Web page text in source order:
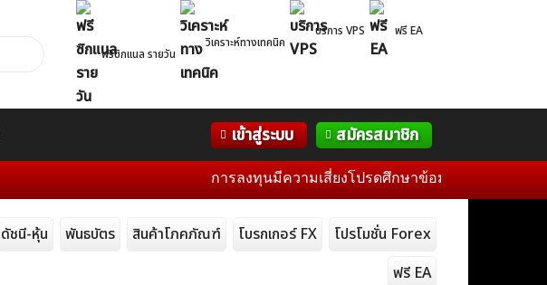
ฟรีซิกแนล รายวัน
วิเคราะห์ทางเทคนิค
บริการ VPS ฟรี EA
เข้าสู่ระบบ สมัครสมาชิก
WelTrade กิจกรรม
ฟอรั่ม
การลงทุนมีความเสี่ยงโปรดศึกษาข้อมูลก่อนการตัดสินใ
ดัชนี-หุ้น พันธบัตร สินค้าโภคภัณฑ์ โบรกเกอร์ FX
โปรโมชั่น Forex
ฟรี EA